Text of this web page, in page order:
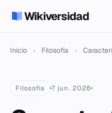
Wikiversidad
Inicio › Filosofía ›
Filosofía 7 jun. 2026